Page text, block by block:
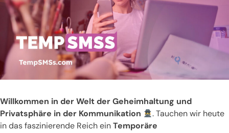
Willkommen in der Welt der Geheimhaltung und
Privatsphäre in der Kommunikation
. Tauchen wir heute
in das faszinierende Reich einTemporäre